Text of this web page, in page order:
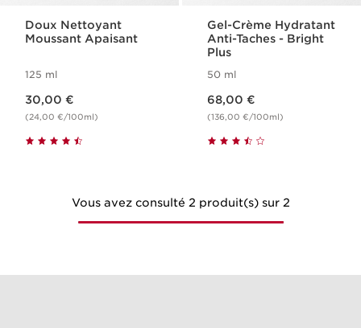
Doux Nettoyant
Moussant Apaisant
125 ml
30,00 €
(24,00 €/100ml)
Gel-Crème Hydratant
Anti-Taches - Bright
Plus
50 ml
68,00 €
(136,00 €/100ml)
Vous avez consulté 2 produit(s) sur 2